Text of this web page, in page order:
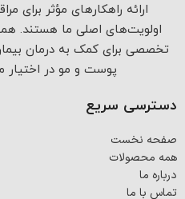
ارائه راهکارهای مؤثر برای
اولویت‌های اصلی ما هستند.
تخصصی برای کمک به درمان
پوست و مو در اختیار
دسترسی سریع
صفحه نخست
همه محصولات
درباره ما
تماس با ما